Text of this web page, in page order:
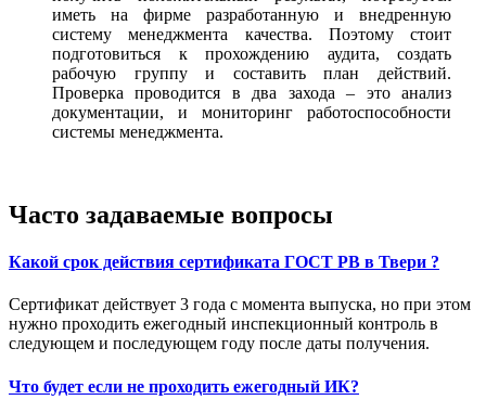
иметь на фирме разработанную и внедренную
систему менеджмента качества. Поэтому стоит
подготовиться к прохождению аудита, создать
рабочую группу и составить план действий.
Проверка проводится в два захода – это анализ
документации, и мониторинг работоспособности
системы менеджмента.
Часто задаваемые вопросы
Какой срок действия сертификата ГОСТ РВ в Твери ?
Сертификат действует 3 года с момента выпуска, но при этом
нужно проходить ежегодный инспекционный контроль в
следующем и последующем году после даты получения.
Что будет если не проходить ежегодный ИК?